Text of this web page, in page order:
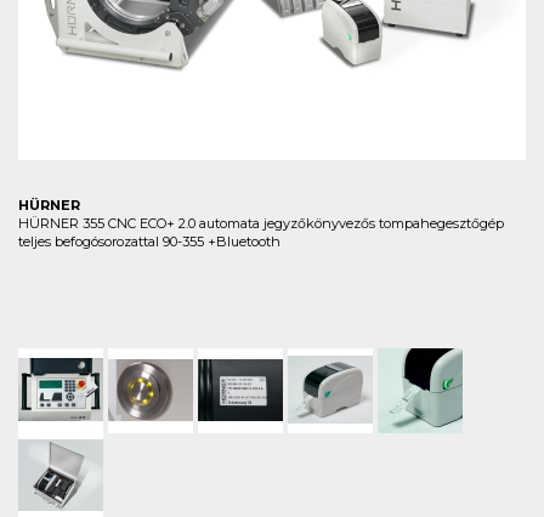
HÜRNER
HÜRNER 355 CNC ECO+ 2.0 automata jegyzőkönyvezős tompahegesztőgép
teljes befogósorozattal 90-355 +Bluetooth